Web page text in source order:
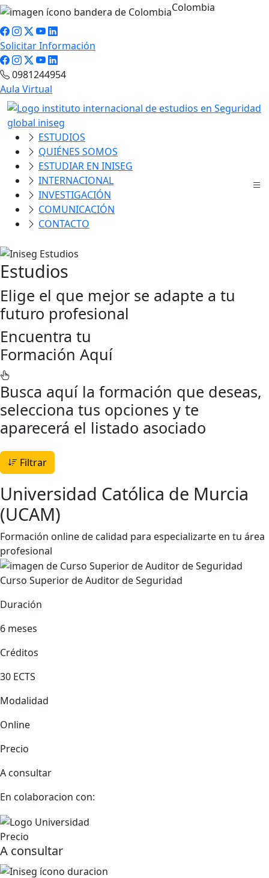
Colombia
Solicitar Información
0981244954
Aula Virtual
ESTUDIOS
QUIÉNES SOMOS
ESTUDIAR EN INISEG
INTERNACIONAL
INVESTIGACIÓN
COMUNICACIÓN
CONTACTO
Estudios
Elige el que mejor se adapte a tu
futuro profesional
Encuentra tu
Formación Aquí
Busca aquí la formación que deseas,
selecciona tus opciones y te
aparecerá el listado asociado
Filtrar
Universidad Católica de Murcia
(UCAM)
Formación online de calidad para especializarte en tu área
profesional
Curso Superior de Auditor de Seguridad
Duración
6 meses
Créditos
30 ECTS
Modalidad
Online
Precio
A consultar
En colaboracion con:
Precio
A consultar